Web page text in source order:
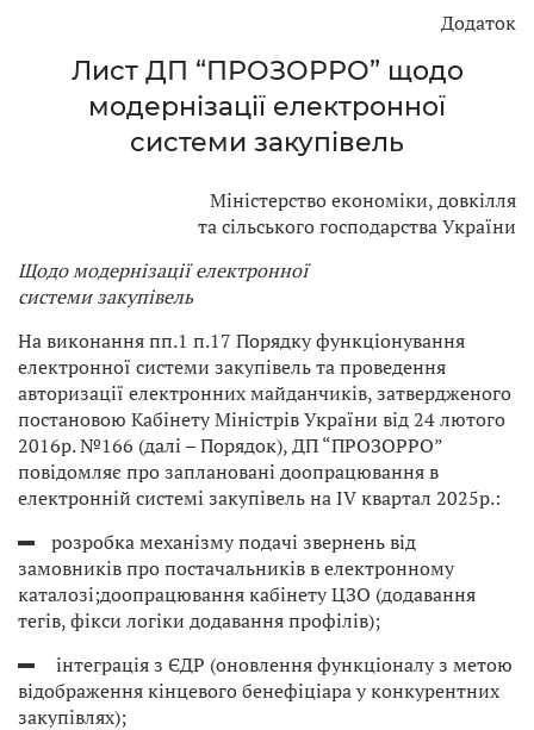
Додаток
Лист ДП “ПРОЗОРРО” щодо
модернізації електронної
системи закупівель
Міністерство економіки, довкілля
та сільського господарства України
Щодо модернізації електронної
системи закупівель
На виконання пп.1 п.17 Порядку функціонування
електронної системи закупівель та проведення
авторизації електронних майданчиків, затвердженого
постановою Кабінету Міністрів України від 24 лютого
2016р. №166 (далі – Порядок), ДП “ПРОЗОРРО”
повідомляє про заплановані доопрацювання в
електронній системі закупівель на ІV квартал 2025р.:
розробка механізму подачі звернень від
замовників про постачальників в електронному
каталозі;доопрацювання кабінету ЦЗО (додавання
тегів, фікси логіки додавання профілів);
інтеграція з ЄДР (оновлення функціоналу з метою
відображення кінцевого бенефіціара у конкурентних
закупівлях);